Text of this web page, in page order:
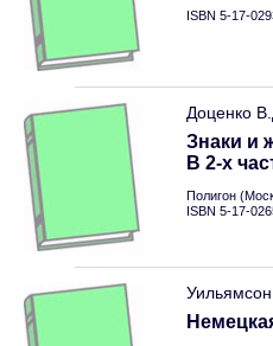
ISBN 5-17-
Доценко
Знаки и
В 2-х
Полигон
ISBN 5-17-